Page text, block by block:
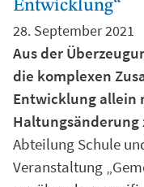
Entwicklung“
28. September 2021
Aus der
die komplexen
Entwicklung allein
Haltungsänderung
Abteilung Schule
Veranstaltung